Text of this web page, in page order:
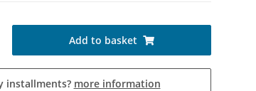
Add to basket
installments? more information